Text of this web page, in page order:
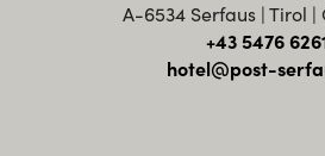
A-6534 Serfaus | Tirol |
+43 5476
hotel@post-